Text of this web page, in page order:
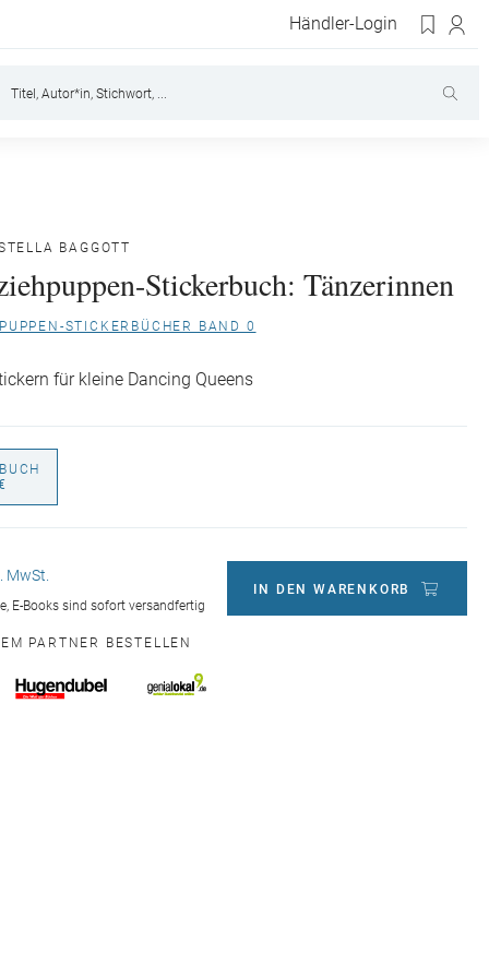
Händler-Login
BAGGOTT
Stickerbuch: Tänzerinnen
STICKERBÜCHER BAND 0
für kleine Dancing Queens
MwSt.
E-Books sind sofort versandfertig
IN DEN WARENKORB
PARTNER BESTELLEN